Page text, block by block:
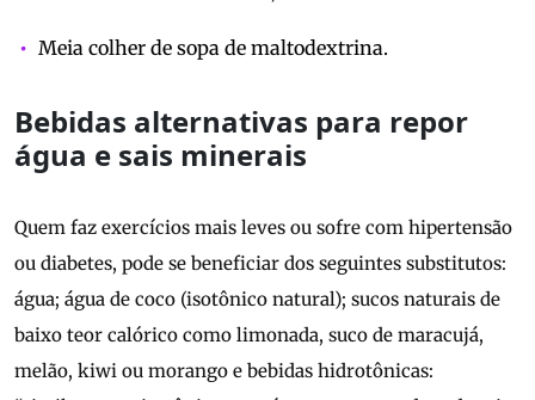
Meia colher de sopa de maltodextrina.
Bebidas alternativas para repor
água e sais minerais
Quem faz exercícios mais leves ou sofre com hipertensão
ou diabetes, pode se beneficiar dos seguintes substitutos:
água; água de coco (isotônico natural); sucos naturais de
baixo teor calórico como limonada, suco de maracujá,
melão, kiwi ou morango e bebidas hidrotônicas: